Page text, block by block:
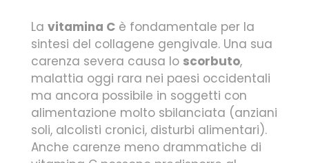
La vitamina C è fondamentale per la
sintesi del collagene gengivale. Una sua
carenza severa causa lo scorbuto,
malattia oggi rara nei paesi occidentali
ma ancora possibile in soggetti con
alimentazione molto sbilanciata (anziani
soli, alcolisti cronici, disturbi alimentari).
Anche carenze meno drammatiche di